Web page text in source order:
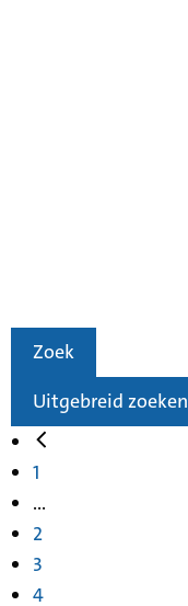
Zoek
Uitgebreid zoeken
1
...
2
3
4